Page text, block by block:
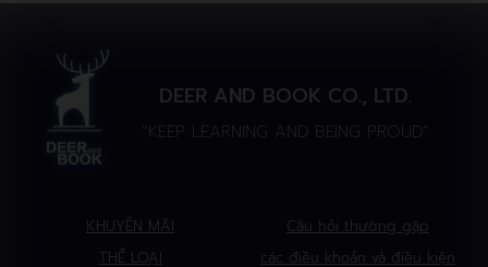
DEER AND BOOK CO., LTD.
“KEEP LEARNING AND BEING PROUD”
KHUYẾN MÃI
Câu hỏi thường gặp
THỂ LOẠI
các điều khoản và điều kiện